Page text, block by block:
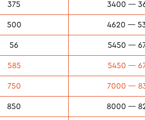
375 3400 —
500 4620 —
56 5450 —
585 5450 —
750 7000 —
850 8000 —